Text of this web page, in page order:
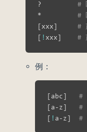
? #
* #
[xxx]
#
[ !xxx] #
例：
[abc]
#
[a-z]
#
[ ! a-z] #